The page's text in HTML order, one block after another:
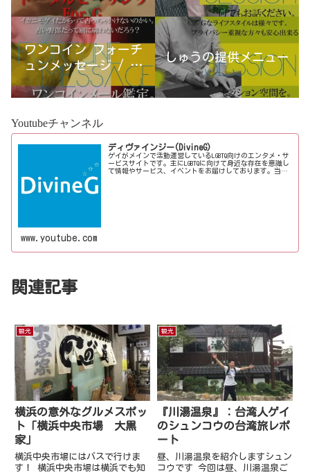
ワンコイン フォーチ
ュンメッセージ / 古
宮優雨
しゅうの提供メニュー
Youtubeチャンネル
ディヴァインジー(DivineG)
ゲイがメインで活動運営しているLGBTQ向けのエンタメ・サ
ービスサイトです。主にLGBTQに向けて身近な存在を意識し
て情報やサービス、イベントをお届けしております。当事
www.youtube.com
関連記事
観光
横浜の意外なグルメスポッ
ト「横浜中央市場 大黒
家」
横浜中央市場にはバスで行けま
す！ 横浜中央市場は横浜でも知
観光
『川湯温泉』：台湾人ゲイ
のシュンコウの台湾旅レポ
ート
昼、川湯温泉を紹介しますシュン
コウです 今回は昼、川湯温泉ご